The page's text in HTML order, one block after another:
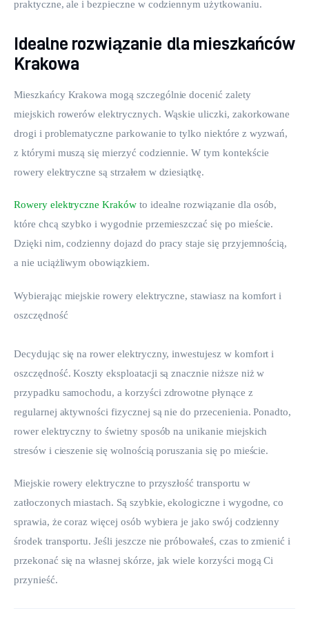
praktyczne, ale i bezpieczne w codziennym użytkowaniu.
Idealne rozwiązanie dla mieszkańców
Krakowa
Mieszkańcy Krakowa mogą szczególnie docenić zalety
miejskich rowerów elektrycznych. Wąskie uliczki, zakorkowane
drogi i problematyczne parkowanie to tylko niektóre z wyzwań,
z którymi muszą się mierzyć codziennie. W tym kontekście
rowery elektryczne są strzałem w dziesiątkę.
Rowery elektryczne Kraków to idealne rozwiązanie dla osób,
które chcą szybko i wygodnie przemieszczać się po mieście.
Dzięki nim, codzienny dojazd do pracy staje się przyjemnością,
a nie uciążliwym obowiązkiem.
Wybierając miejskie rowery elektryczne, stawiasz na komfort i
oszczędność
Decydując się na rower elektryczny, inwestujesz w komfort i
oszczędność. Koszty eksploatacji są znacznie niższe niż w
przypadku samochodu, a korzyści zdrowotne płynące z
regularnej aktywności fizycznej są nie do przecenienia. Ponadto,
rower elektryczny to świetny sposób na unikanie miejskich
stresów i cieszenie się wolnością poruszania się po mieście.
Miejskie rowery elektryczne to przyszłość transportu w
zatłoczonych miastach. Są szybkie, ekologiczne i wygodne, co
sprawia, że coraz więcej osób wybiera je jako swój codzienny
środek transportu. Jeśli jeszcze nie próbowałeś, czas to zmienić i
przekonać się na własnej skórze, jak wiele korzyści mogą Ci
przynieść.